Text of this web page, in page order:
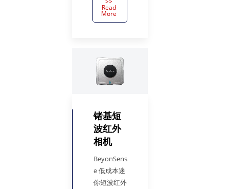
Read
More
锗基短
波红外
相机
BeyonSens
e 低成本迷
你短波红外